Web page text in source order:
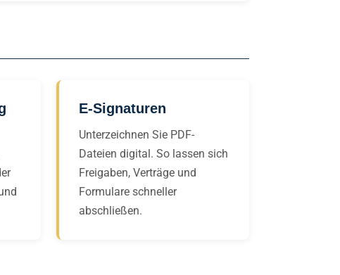
E-Signaturen
Unterzeichnen Sie PDF-
Dateien digital. So lassen sich
Freigaben, Verträge und
Formulare schneller
abschließen.